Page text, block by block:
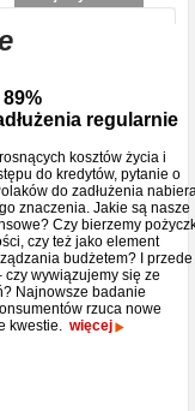
regularnie
kosztów życia i
do kredytów, pytanie o
do zadłużenia
znaczenia. Jakie są nasze
Czy bierzemy
czy też jako element
budżetem? I przede
czy wywiązujemy się ze
Najnowsze badanie
rzuca nowe
kwestie. więcej